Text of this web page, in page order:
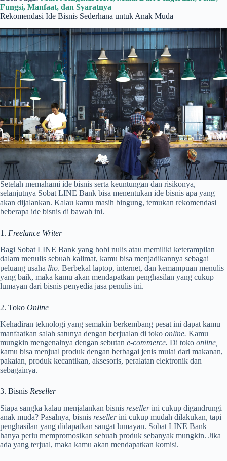
Fungsi, Manfaat, dan Syaratnya
Rekomendasi Ide Bisnis Sederhana untuk Anak Muda
Setelah memahami ide bisnis serta keuntungan dan risikonya,
selanjutnya Sobat LINE Bank bisa menentukan ide bisnis apa yang
akan dijalankan. Kalau kamu masih bingung, temukan rekomendasi
beberapa ide bisnis di bawah ini.
1. Freelance Writer
Bagi Sobat LINE Bank yang hobi nulis atau memiliki keterampilan
dalam menulis sebuah kalimat, kamu bisa menjadikannya sebagai
peluang usaha lho. Berbekal laptop, internet, dan kemampuan menulis
yang baik, maka kamu akan mendapatkan penghasilan yang cukup
lumayan dari bisnis penyedia jasa penulis ini.
2. Toko Online
Kehadiran teknologi yang semakin berkembang pesat ini dapat kamu
manfaatkan salah satunya dengan berjualan di toko online. Kamu
mungkin mengenalnya dengan sebutan e-commerce. Di toko online,
kamu bisa menjual produk dengan berbagai jenis mulai dari makanan,
pakaian, produk kecantikan, aksesoris, peralatan elektronik dan
sebagainya.
3. Bisnis Reseller
Siapa sangka kalau menjalankan bisnis resellerini cukup digandrungi
anak muda? Pasalnya, bisnis resellerini cukup mudah dilakukan, tapi
penghasilan yang didapatkan sangat lumayan. Sobat LINE Bank
hanya perlu mempromosikan sebuah produk sebanyak mungkin. Jika
ada yang terjual, maka kamu akan mendapatkan komisi.